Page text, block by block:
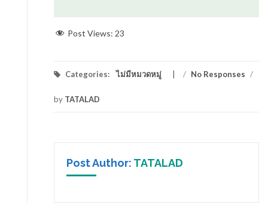
Post Views: 23
Categories: ไม่มีหมวดหมู่ / No Responses /
by TATALAD
Post Author: TATALAD